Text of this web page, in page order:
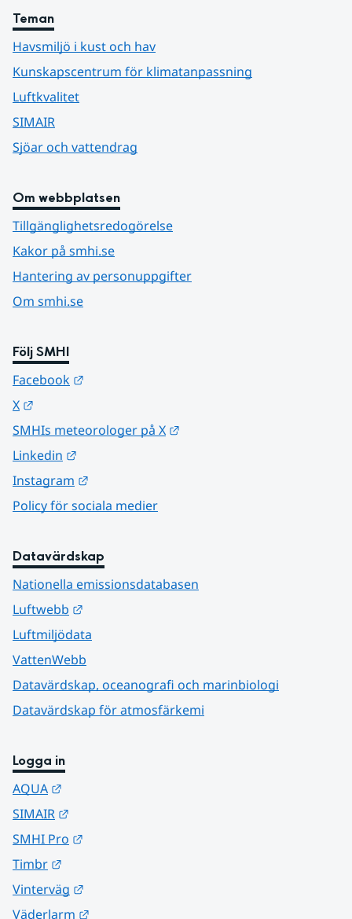
Teman
Havsmiljö i kust och hav
Kunskapscentrum för klimatanpassning
Luftkvalitet
SIMAIR
Sjöar och vattendrag
Om webbplatsen
Tillgänglighetsredogörelse
Kakor på smhi.se
Hantering av personuppgifter
Om smhi.se
Följ SMHI
Facebook
X
SMHIs meteorologer på X
Linkedin
Instagram
Policy för sociala medier
Datavärdskap
Nationella emissionsdatabasen
Luftwebb
Luftmiljödata
VattenWebb
Datavärdskap, oceanografi och marinbiologi
Datavärdskap för atmosfärkemi
Logga in
AQUA
SIMAIR
SMHI Pro
Timbr
Vinterväg
Väderlarm